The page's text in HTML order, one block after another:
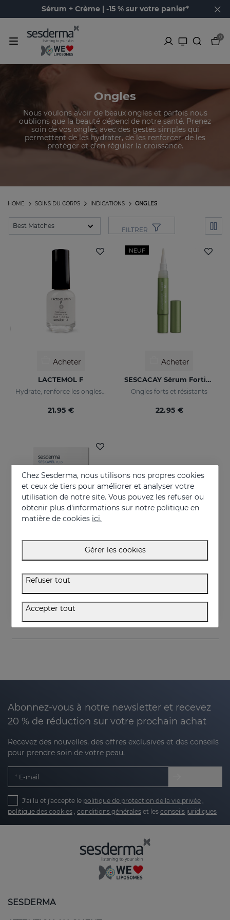
Sérum + Crème | -15 % sur votre panier*
0
Ongles
Nous voulons avoir de beaux ongles et parfois nous
oublions que la beauté dépend de notre santé. Prenez
soin de vos ongles avec des gestes simples qui
permettent de les hydrater, de les renforcer, de les
protéger et d’en réguler la croissance.
ONGLES
INDICATIONS
SOINS DU CORPS
HOME
FILTRER
Acheter
LACTEMOL F
Hydrate, renforce les ongles en les rendant plus souples et résistants.
21.95 €
NEUF
Acheter
SESCACAY Sérum Fortifiant Pour Ongles
Ongles forts et résistants
22.95 €
SESKAVEL Plus Capsules
34.95 €
Abonnez-vous à notre newsletter et recevez
20 % de réduction sur votre prochain achat
Recevez des nouvelles, des offres exclusives et des conseils
pour prendre soin de votre peau.
E-mail
J'ai lu et j'accepte le politique de protection de la vie privée
politique des cookies conditions générales et les conseils juridiques
SESDERMA
Chez Sesderma, nous utilisons nos propres cookies
et ceux de tiers pour améliorer et analyser votre
utilisation de notre site. Vous pouvez les refuser ou
obtenir plus d'informations sur notre politique en
matière de cookies ici.
Gérer les cookies
Refuser tout
Accepter tout